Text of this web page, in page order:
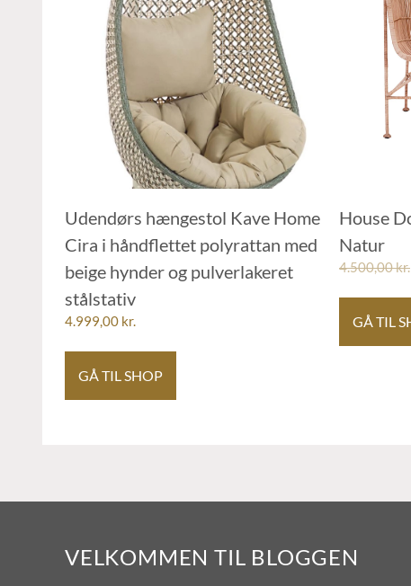
Udendørs hængestol Kave Home
Cira i håndflettet polyrattan med
beige hynder og pulverlakeret
stålstativ
4.999,00 kr.
GÅ TIL SHOP
House
Natur
4.500,00kr.
GÅ TIL
VELKOMMEN TIL BLOGGEN